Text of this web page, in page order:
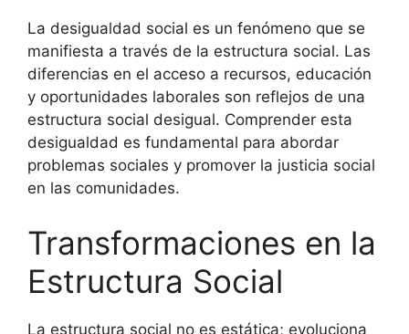
La desigualdad social es un fenómeno que se
manifiesta a través de la estructura social. Las
diferencias en el acceso a recursos, educación
y oportunidades laborales son reflejos de una
estructura social desigual. Comprender esta
desigualdad es fundamental para abordar
problemas sociales y promover la justicia social
en las comunidades.
Transformaciones en la
Estructura Social
La estructura social no es estática; evoluciona